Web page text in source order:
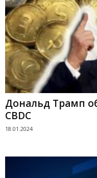
Дональд Трамп
CBDC
18.01.2024